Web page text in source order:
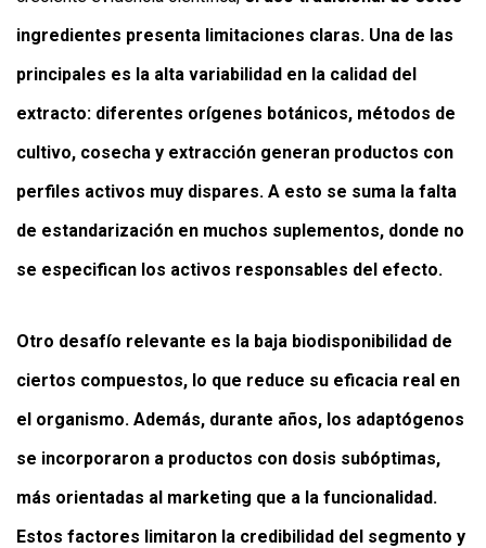
ingredientes presenta limitaciones claras. Una de las
principales es la alta variabilidad en la calidad del
extracto: diferentes orígenes botánicos, métodos de
cultivo, cosecha y extracción generan productos con
perfiles activos muy dispares. A esto se suma la falta
de estandarización en muchos suplementos, donde no
se especifican los activos responsables del efecto.
Otro desafío relevante es la baja biodisponibilidad de
ciertos compuestos, lo que reduce su eficacia real en
el organismo. Además, durante años, los adaptógenos
se incorporaron a productos con dosis subóptimas,
más orientadas al marketing que a la funcionalidad.
Estos factores limitaron la credibilidad del segmento y